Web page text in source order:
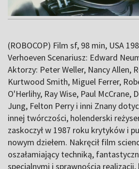
(ROBOCOP) Film sf, 98 min, USA
Verhoeven Scenariusz: Edward
Aktorzy: Peter Weller, Nancy Allen,
Kurtwood Smith, Miguel Ferrer,
O'Herlihy, Ray Wise, Paul McCrane,
Jung, Felton Perry i inni Znany
innej twórczości, holenderski
zaskoczył w 1987 roku krytyków i
nowym dziełem. Nakręcił film
oszałamiający techniką,
specjalnymi i sprawnością